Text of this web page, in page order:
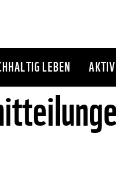
LEBEN